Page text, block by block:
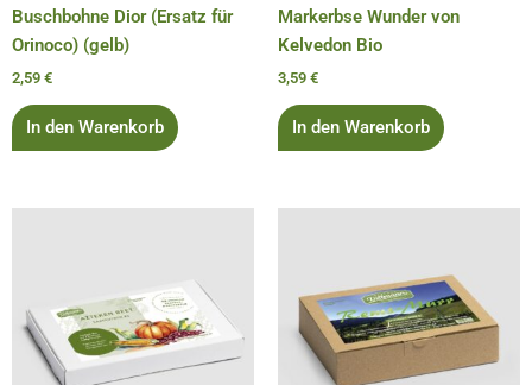
Buschbohne Dior (Ersatz für
Orinoco) (gelb)
2,59 €
In den Warenkorb
Markerbse Wunder von
Kelvedon Bio
3,59 €
In den Warenkorb